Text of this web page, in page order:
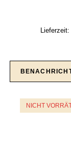
Lieferzeit:
NICHT